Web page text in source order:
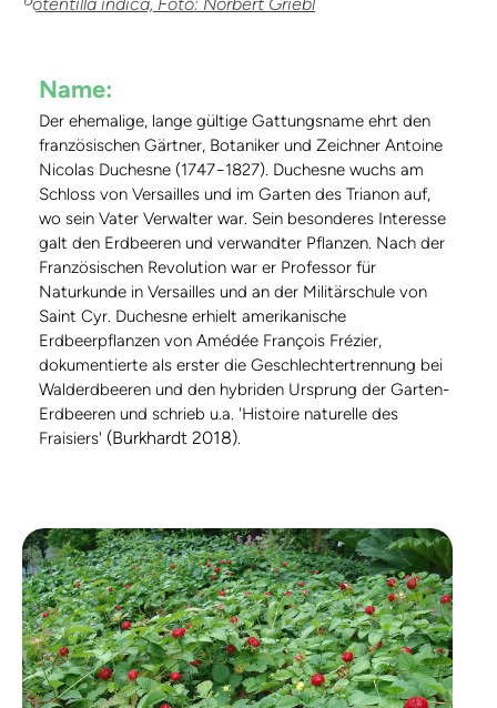
Potentilla indica, Foto: Norbert Griebl
Name:
Der ehemalige, lange gültige Gattungsname ehrt den
französischen Gärtner, Botaniker und Zeichner Antoine
Nicolas Duchesne (1747−1827). Duchesne wuchs am
Schloss von Versailles und im Garten des Trianon auf,
wo sein Vater Verwalter war. Sein besonderes Interesse
galt den Erdbeeren und verwandter Pflanzen. Nach der
Französischen Revolution war er Professor für
Naturkunde in Versailles und an der Militärschule von
Saint Cyr. Duchesne erhielt amerikanische
Erdbeerpflanzen von Amédée François Frézier,
dokumentierte als erster die Geschlechtertrennung bei
Walderdbeeren und den hybriden Ursprung der Garten-
Erdbeeren und schrieb u.a. 'Histoire naturelle des
Fraisiers' (Burkhardt 2018).